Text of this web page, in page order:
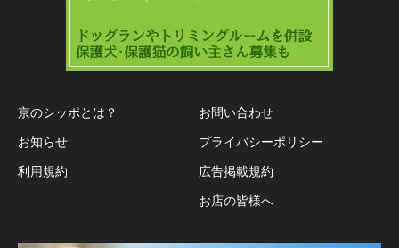
京のシッポとは？
お知らせ
利用規約
お問い合わせ
プライバシーポリシー
広告掲載規約
お店の皆様へ